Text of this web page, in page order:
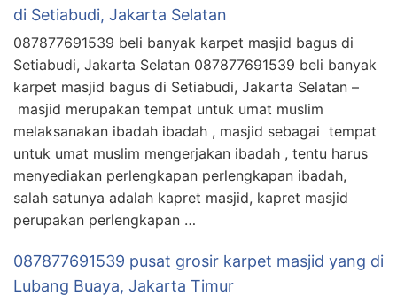
di Setiabudi, Jakarta Selatan
087877691539 beli banyak karpet masjid bagus di
Setiabudi, Jakarta Selatan 087877691539 beli banyak
karpet masjid bagus di Setiabudi, Jakarta Selatan –
masjid merupakan tempat untuk umat muslim
melaksanakan ibadah ibadah , masjid sebagai tempat
untuk umat muslim mengerjakan ibadah , tentu harus
menyediakan perlengkapan perlengkapan ibadah,
salah satunya adalah kapret masjid, kapret masjid
perupakan perlengkapan …
087877691539 pusat grosir karpet masjid yang di
Lubang Buaya, Jakarta Timur